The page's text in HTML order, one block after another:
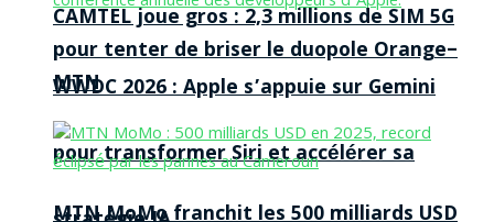
WWDC 2026 : Apple s’appuie sur Gemini
pour transformer Siri et accélérer sa
CAMTEL joue gros : 2,3 millions de SIM 5G
pour tenter de briser le duopole Orange–
MTN